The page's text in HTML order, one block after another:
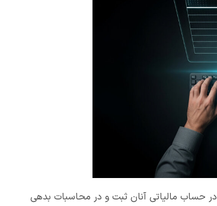
سازمان امور مالیاتی کشور اعلام کرد: مبالغ پرداختی مودیان تبصره ماده ۱۰۰ در حساب مالیاتی آنان ثبت و در محاسبات بدهی